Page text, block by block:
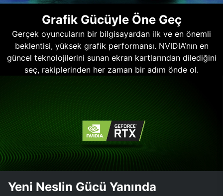
Grafik Gücüyle Öne Geç
Gerçek oyuncuların bir bilgisayardan ilk ve en önemli
beklentisi, yüksek grafik performansı. NVIDIA’nın en
güncel teknolojilerini sunan ekran kartlarından dilediğini
seç, rakiplerinden her zaman bir adım önde ol.
Yeni Neslin Gücü Yanında